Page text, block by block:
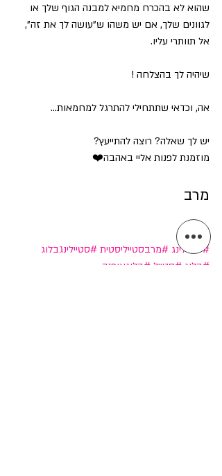
שהוא לא בהכרח מחמיא למבנה הגוף שלך או
לגוונים שלך, אם יש משהו ש"עושה לך את זה",
אל תוותרי עליו.
שיהיה לך בהצלחה !
אה, וכדאי שתתחילי להתרגל למחמאות...
יש לך שאלה? רוצה להתייעץ?
מוזמנת לפנות אליי באהבה❤️
מרב
#סטיילינג #מרבסטייליסטית #סטיילינגבלוג
#בלוג #סטייל #בלוגאופנה